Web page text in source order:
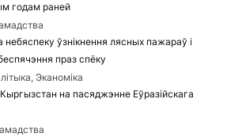
годам раней
ўзнікнення лясных пажараў і
праз спёку
Эканоміка
на пасяджэнне Еўразійскага